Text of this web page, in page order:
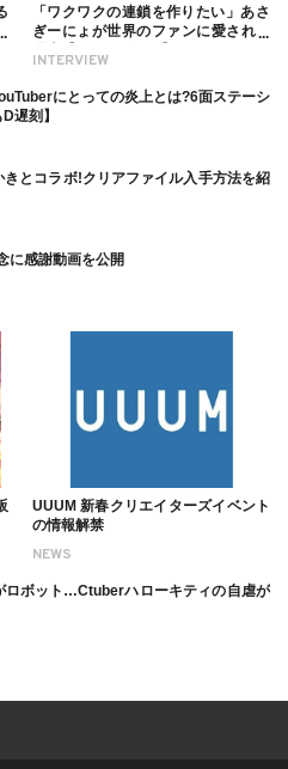
INTERVIEW
「ワクワクの連鎖を作りたい」あさ
ぎーにょが世界のファンに愛される
にとっての炎上とは?6面ステーシ
遅刻】
とコラボ!クリアファイル入手方法を紹
に感謝動画を公開
NEWS
UUUM 新春クリエイターズイベント
の情報解禁
ロボット…Ctuberハローキティの自虐が